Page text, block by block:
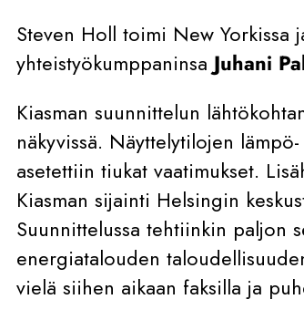
Steven Holl toimi New Yorkissa
yhteistyökumppaninsa Juhani
Kiasman suunnittelun
näkyvissä. Näyttelytilojen
asetettiin tiukat vaatimukset.
Kiasman sijainti Helsingin
Suunnittelussa tehtiinkin paljon
energiatalouden
vielä siihen aikaan faksilla ja